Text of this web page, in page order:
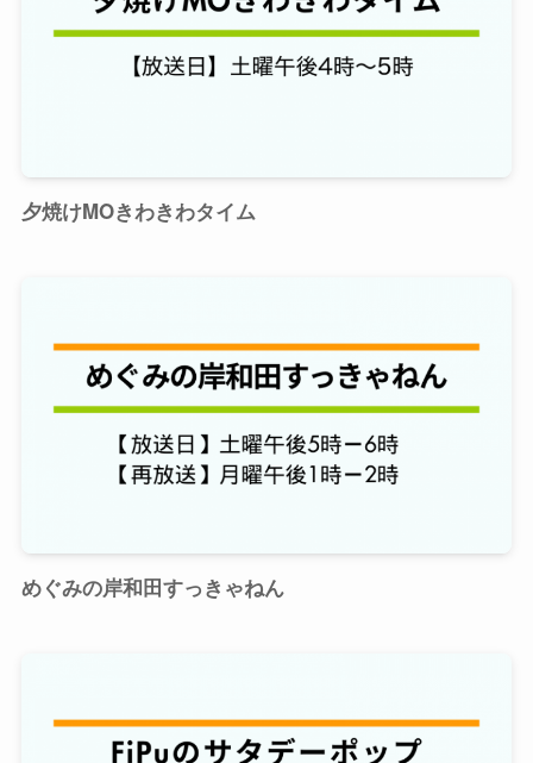
夕焼けMOきわきわタイム
めぐみの岸和田すっきゃねん